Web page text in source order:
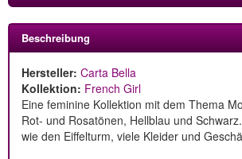
Beschreibung
Hersteller: Carta Bella
Kollektion: French Girl
Eine feminine Kollektion mit dem Thema
Rot- und Rosatönen, Hellblau und
wie den Eiffelturm, viele Kleider und